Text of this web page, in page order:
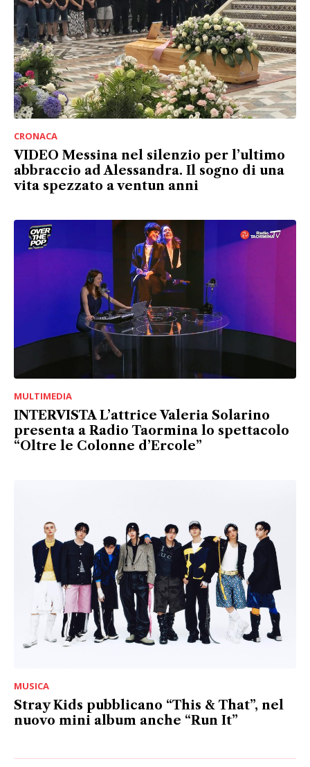
CRONACA
VIDEO Messina nel silenzio per l’ultimo
abbraccio ad Alessandra. Il sogno di una
vita spezzato a ventun anni
MULTIMEDIA
INTERVISTA L’attrice Valeria Solarino
presenta a Radio Taormina lo spettacolo
“Oltre le Colonne d’Ercole”
MUSICA
Stray Kids pubblicano “This & That”, nel
nuovo mini album anche “Run It”